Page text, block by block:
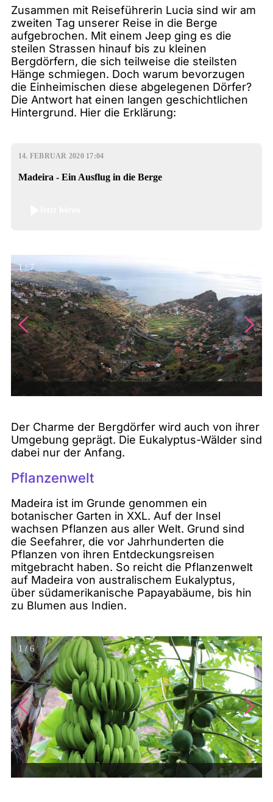
Zusammen mit Reiseführerin Lucia sind wir am
zweiten Tag unserer Reise in die Berge
aufgebrochen. Mit einem Jeep ging es die
steilen Strassen hinauf bis zu kleinen
Bergdörfern, die sich teilweise die steilsten
Hänge schmiegen. Doch warum bevorzugen
die Einheimischen diese abgelegenen Dörfer?
Die Antwort hat einen langen geschichtlichen
Hintergrund. Hier die Erklärung:
14. FEBRUAR 2020 17:04
Madeira - Ein Ausflug in die Berge
1/7
Der Charme der Bergdörfer wird auch von ihrer
Umgebung geprägt. Die Eukalyptus-Wälder sind
dabei nur der Anfang.
Pflanzenwelt
Madeira ist im Grunde genommen ein
botanischer Garten in XXL. Auf der Insel
wachsen Pflanzen aus aller Welt. Grund sind
die Seefahrer, die vor Jahrhunderten die
Pflanzen von ihren Entdeckungsreisen
mitgebracht haben. So reicht die Pflanzenwelt
auf Madeira von australischem Eukalyptus,
über südamerikanische Papayabäume, bis hin
zu Blumen aus Indien.
1/6